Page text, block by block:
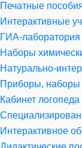
Печатные
Интерактивные
ГИА-
Наборы
Натурально-
Приборы, наборы
Кабинет логопеда
Интерактивное